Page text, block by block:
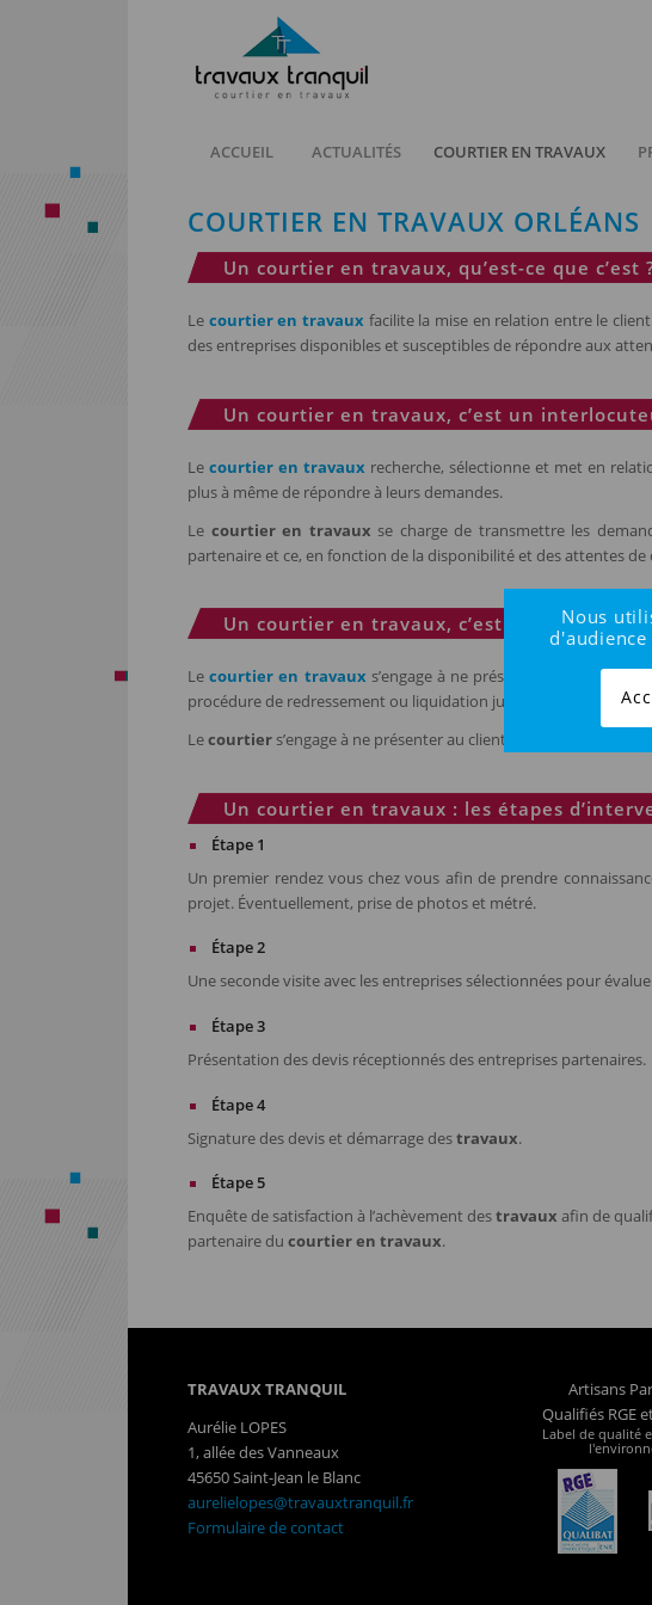
ACCUEIL ACTUALITÉS COURTIER EN TRAVAUX
COURTIER EN TRAVAUX ORLÉANS
Un courtier en travaux, qu’est-ce que c’est
Le courtier en travaux facilite la mise en relation entre le
des entreprises disponibles et susceptibles de répondre aux
Un courtier en travaux, c’est un
Lecourtier en travaux recherche, sélectionne et met en
plus à même de répondre à leurs demandes.
Le courtier en travaux se charge de transmettre les
partenaire et ce, en fonction de la disponibilité et des attentes de
Un courtier en travaux, c’est une personne
Lecourtier en travaux s’engage à ne présenter au client
procédure de redressement ou liquidation judiciaire.
Lecourtier s’engage à ne présenter au client que des entreprises
Un courtier en travaux : les étapes
Étape 1
Un premier rendez vous chez vous afin de prendre
projet. Éventuellement, prise de photos et métré.
Étape 2
Une seconde visite avec les entreprises sélectionnées pour
Étape 3
Présentation des devis réceptionnés des entreprises partenaires.
Étape 4
Signature des devis et démarrage destravaux.
Étape 5
Enquête de satisfaction à l’achèvement destravaux afin de
partenaire du courtier en travaux.
TRAVAUX TRANQUIL
Aurélie LOPES
1, allée des Vanneaux
45650 Saint-Jean le Blanc
aurelielopes@travauxtranquil.fr
Formulaire de contact
Artisans
Qualifiés RGE
Label de qualité
Nous